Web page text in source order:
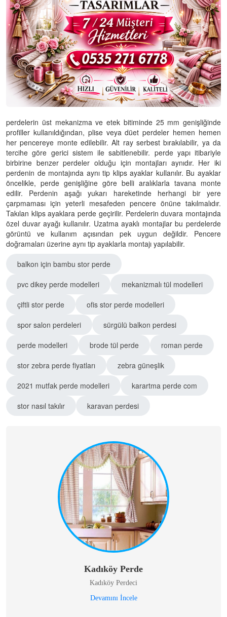
perdelerin üst mekanizma ve etek bitiminde 25 mm genişliğinde
profiller kullanıldığından, plise veya düet perdeler hemen hemen
her pencereye monte edilebilir. Alt ray serbest bırakılabilir, ya da
tercihe göre gerici sistem ile sabitlenebilir. perde yapı itibariyle
birbirine benzer perdeler olduğu için montajları aynıdır. Her iki
perdenin de montajında aynı tip klips ayaklar kullanılır. Bu ayaklar
öncelikle, perde genişliğine göre belli aralıklarla tavana monte
edilir. Perdenin aşağı yukarı hareketinde herhangi bir yere
çarpmaması için yeterli mesafeden pencere önüne takılmalıdır.
Takılan klips ayaklara perde geçirilir. Perdelerin duvara montajında
özel duvar ayağı kullanılır. Uzatma ayaklı montajlar bu perdelerde
görüntü ve kullanım açısından pek uygun değildir. Pencere
doğramaları üzerine aynı tip ayaklarla montajı yapılabilir.
balkon için bambu stor perde
pvc dikey perde modelleri
mekanizmalı tül modelleri
çiftli stor perde
ofis stor perde modelleri
spor salon perdeleri
sürgülü balkon perdesi
perde modelleri
brode tül perde
roman perde
stor zebra perde fiyatları
zebra güneşlik
2021 mutfak perde modelleri
karartma perde com
stor nasıl takılır
karavan perdesi
Kadıköy Perde
Kadıköy Perdeci
Devamını İncele